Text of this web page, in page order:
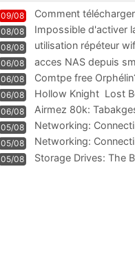
09/08 Comment
08/08
Impossible d'activer
résiliation
08/08 utilisation répéteur
06/08 acces NAS depuis
06/08 Comtpe free
06/08 Hollow Knight  Lost
06/08
Airmez 80k:
Technologie und
05/08 Networking:
05/08
Networking:
Information
05/08
Storage Drives: The